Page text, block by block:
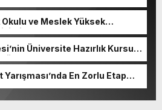
ve Meslek Yüksek
Üniversite Hazırlık Kursu
7 Ağustos.
En Zorlu Etap